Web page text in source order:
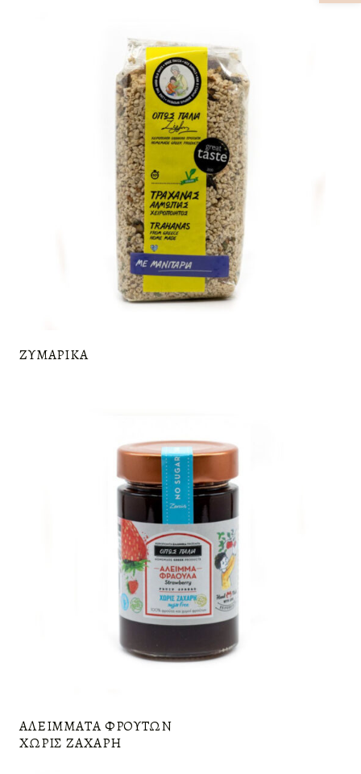
ΖΥΜΑΡΙΚΆ
ΑΛΕΊΜΜΑΤΑ ΦΡΟΎΤΩΝ
ΧΩΡΊΣ ΖΆΧΑΡΗ